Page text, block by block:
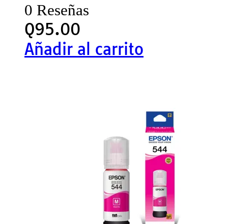
0 Reseñas
Q95.00
Añadir al carrito